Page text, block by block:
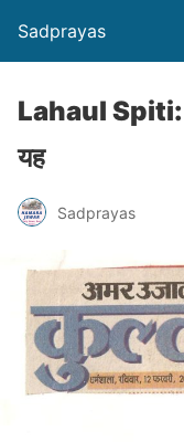
Sadprayas
Lahaul Spiti:
यह
Sadprayas